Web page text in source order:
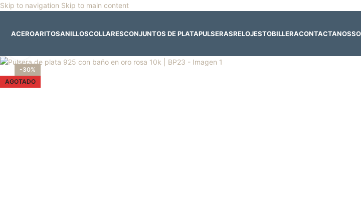
Skip to navigation Skip to main content
ACEROARITOSANILLOSCOLLARESCONJUNTOS DE PLATAPULSERASRELOJESTOBILLERACONTACTANOS
-30%
AGOTADO